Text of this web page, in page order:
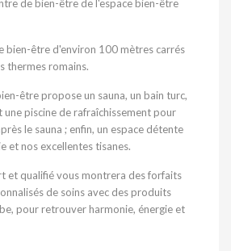
de bien-être de l'espace bien-être
bien-être d'environ 100 mètres carrés
thermes romains.
être propose un sauna, un bain turc,
une piscine de rafraîchissement pour
le sauna ; enfin, un espace détente
et nos excellentes tisanes.
et qualifié vous montrera des forfaits
de soins avec des produits
pour retrouver harmonie, énergie et